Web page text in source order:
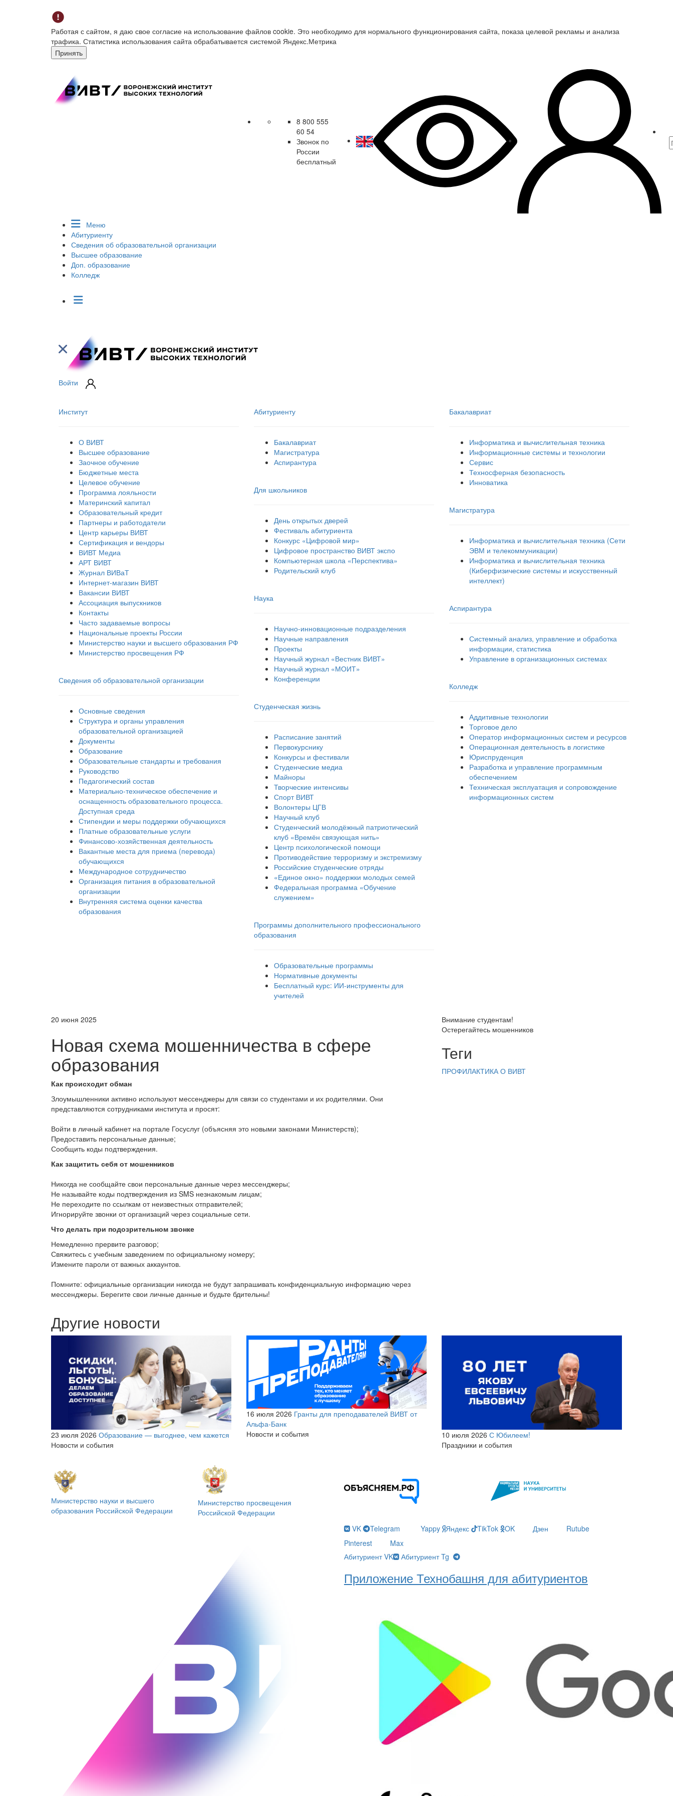
Работая с сайтом, я даю свое согласие на использование файлов cookie. Это необходимо для нормального функционирования сайта, показа целевой рекламы и анализа
трафика. Статистика использования сайта обрабатывается системой Яндекс.Метрика
Принять
8 800 555
60 54
Звонок по
России
бесплатный
Меню
Абитуриенту
Сведения об образовательной организации
Высшее образование
Доп. образование
Колледж
Войти
Институт
О ВИВТ
Высшее образование
Заочное обучение
Бюджетные места
Целевое обучение
Программа лояльности
Материнский капитал
Образовательный кредит
Партнеры и работодатели
Центр карьеры ВИВТ
Сертификация и вендоры
ВИВТ Медиа
АРТ ВИВТ
Журнал ВИВаТ
Интернет-магазин ВИВТ
Вакансии ВИВТ
Ассоциация выпускников
Контакты
Часто задаваемые вопросы
Национальные проекты России
Министерство науки и высшего образования РФ
Министерство просвещения РФ
Сведения об образовательной организации
Основные сведения
Структура и органы управления
образовательной организацией
Документы
Образование
Образовательные стандарты и требования
Руководство
Педагогический состав
Материально-техническое обеспечение и
оснащенность образовательного процесса.
Доступная среда
Стипендии и меры поддержки обучающихся
Платные образовательные услуги
Финансово-хозяйственная деятельность
Вакантные места для приема (перевода)
обучающихся
Международное сотрудничество
Организация питания в образовательной
организации
Внутренняя система оценки качества
образования
Абитуриенту
Бакалавриат
Магистратура
Аспирантура
Для школьников
День открытых дверей
Фестиваль абитуриента
Конкурс «Цифровой мир»
Цифровое пространство ВИВТ экспо
Компьютерная школа «Перспектива»
Родительский клуб
Наука
Научно-инновационные подразделения
Научные направления
Проекты
Научный журнал «Вестник ВИВТ»
Научный журнал «МОИТ»
Конференции
Студенческая жизнь
Расписание занятий
Первокурснику
Конкурсы и фестивали
Студенческие медиа
Майноры
Творческие интенсивы
Спорт ВИВТ
Волонтеры ЦГВ
Научный клуб
Студенческий молодёжный патриотический
клуб «Времён связующая нить»
Центр психологической помощи
Противодействие терроризму и экстремизму
Российские cтуденческие отряды
«Единое окно» поддержки молодых семей
Федеральная программа «Обучение
служением»
Программы дополнительного профессионального
образования
Образовательные программы
Нормативные документы
Бесплатный курс: ИИ‑инструменты для
учителей
Бакалавриат
Информатика и вычислительная техника
Информационные системы и технологии
Сервис
Техносферная безопасность
Инноватика
Магистратура
Информатика и вычислительная техника (Сети
ЭВМ и телекоммуникации)
Информатика и вычислительная техника
(Киберфизические системы и искусственный
интеллект)
Аспирантура
Системный анализ, управление и обработка
информации, статистика
Управление в организационных системах
Колледж
Аддитивные технологии
Торговое дело
Оператор информационных систем и ресурсов
Операционная деятельность в логистике
Юриспруденция
Разработка и управление программным
обеспечением
Техническая эксплуатация и сопровождение
информационных систем
20 июня 2025
Новая схема мошенничества в сфере
образования
Как происходит обман
Злоумышленники активно используют мессенджеры для связи со студентами и их родителями. Они
представляются сотрудниками института и просят:
Войти в личный кабинет на портале Госуслуг (объясняя это новыми законами Министерств);
Предоставить персональные данные;
Сообщить коды подтверждения.
Как защитить себя от мошенников
Никогда не сообщайте свои персональные данные через мессенджеры;
Не называйте коды подтверждения из SMS незнакомым лицам;
Не переходите по ссылкам от неизвестных отправителей;
Игнорируйте звонки от организаций через социальные сети.
Что делать при подозрительном звонке
Немедленно прервите разговор;
Свяжитесь с учебным заведением по официальному номеру;
Измените пароли от важных аккаунтов.
Помните: официальные организации никогда не будут запрашивать конфиденциальную информацию через
мессенджеры. Берегите свои личные данные и будьте бдительны!
Внимание студентам!
Остерегайтесь мошенников
Теги
ПРОФИЛАКТИКА О ВИВТ
Другие новости
23 июля 2026 Образование — выгоднее, чем кажется
Новости и события
16 июля 2026 Гранты для преподавателей ВИВТ от
Альфа-Банк
Новости и события
10 июля 2026 С Юбилеем!
Праздники и события
Министерство науки и высшего
образования Российской Федерации
Министерство просвещения
Российской Федерации
VK
Telegram Yappy Яндекс TikTok OK Дзен
Rutube
Pinterest
Max
Абитуриент VK
Абитуриент Tg
Приложение Технобашня для абитуриентов